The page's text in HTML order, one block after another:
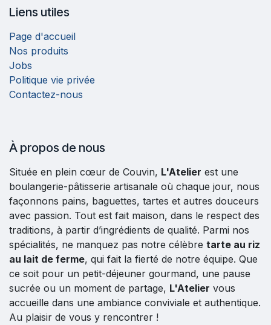
Liens utiles
Page d'accueil
Nos produits
Jobs
Politique vie privée
Contactez-nous
À propos de nous
Située en plein cœur de Couvin, L'Atelier est une
boulangerie-pâtisserie artisanale où chaque jour, nous
façonnons pains, baguettes, tartes et autres douceurs
avec passion. Tout est fait maison, dans le respect des
traditions, à partir d’ingrédients de qualité. Parmi nos
spécialités, ne manquez pas notre célèbre tarte au riz
au lait de ferme, qui fait la fierté de notre équipe. Que
ce soit pour un petit-déjeuner gourmand, une pause
sucrée ou un moment de partage, L'Atelier vous
accueille dans une ambiance conviviale et authentique.
Au plaisir de vous y rencontrer !